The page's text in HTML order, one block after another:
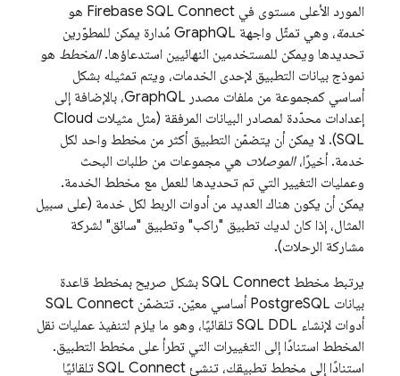
المورد الأعلى مستوى في Firebase SQL Connect هو
خدمة
، وهي تمثّل واجهة GraphQL مُدارة يمكن للمطوّرين
تحديدها ويمكن للمستخدمين النهائيين استدعاؤها.المخطط هو
نموذج بيانات التطبيق لإحدى الخدمات، ويتم تمثيله بشكل
أساسي كمجموعة من ملفات مصدر GraphQL، بالإضافة إلى
إعدادات محدّدة لمصادر البيانات المرفقة (مثل مثيلات Cloud
SQL). لا يمكن أن يتضمّن التطبيق أكثر من مخطط واحد لكل
خدمة. أخيرًا،الموصلات هي مجموعات من طلبات البحث
وعمليات التغيير التي تم تحديدها للعمل مع مخطط الخدمة.
يمكن أن يكون هناك العديد من أدوات الربط لكل خدمة (على سبيل
المثال، إذا كان لديك تطبيق "راكب" وتطبيق "سائق" لشركة
مشاركة الرحلات).
يرتبط مخطط SQL Connect بشكل صريح بمخطط قاعدة
بيانات PostgreSQL أساسي معيّن. تتضمّن
SQL Connect
أدوات لإنشاء SQL DDL تلقائيًا، وهو ما يلزم لتنفيذ عمليات نقل
المخطط استنادًا إلى التغييرات التي تطرأ على مخطط التطبيق.
استنادًا إلى مخطط تطبيقك، تنشئ SQL Connect تلقائيًا